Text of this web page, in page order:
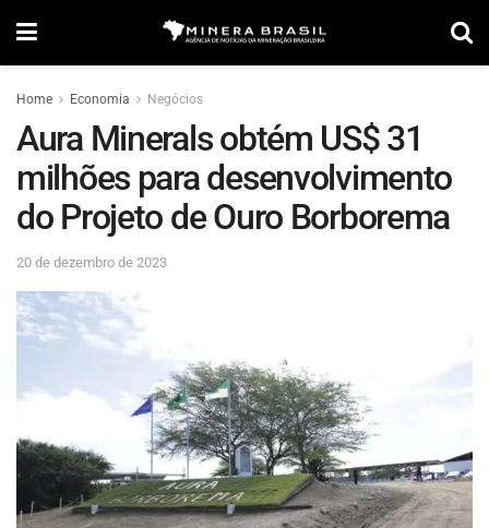
Home Economia Negócios
Aura Minerals obtém US$ 31
milhões para desenvolvimento
do Projeto de Ouro Borborema
20 de dezembro de 2023